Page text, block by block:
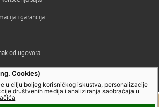
Cookies)
u cilju boljeg korisničkog iskustva, personalizacije
društvenih medija i analiziranja saobraćaja u
i garancija
od ugovora